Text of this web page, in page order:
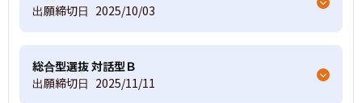
出願締切日 2025/10/03
総合型選抜 対話型Ｂ
出願締切日 2025/11/11